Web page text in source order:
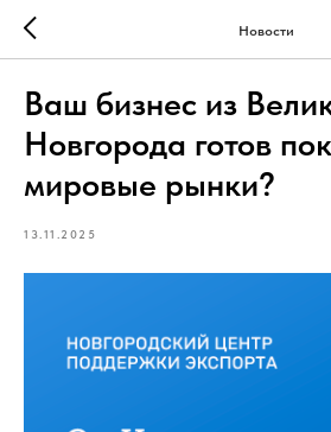
Новости
Ваш бизнес из
Новгорода готов
мировые рынки?
13.11.2025